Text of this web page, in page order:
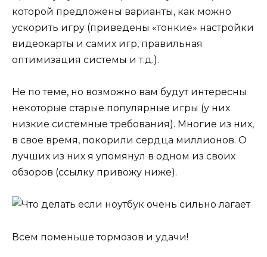
которой предложены варианты, как можно
ускорить игру (приведены «тонкие» настройки
видеокарты и самих игр, правильная
оптимизация системы и т.д.).
Не по теме, но возможно вам будут интересны
некоторые старые популярные игры (у них
низкие системные требования). Многие из них,
в свое время, покорили сердца миллионов. О
лучших из них я упомянул в одном из своих
обзоров (ссылку привожу ниже).
Всем поменьше тормозов и удачи!